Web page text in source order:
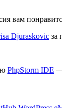
вам
Djuraskovic за
PhpStorm IDE —